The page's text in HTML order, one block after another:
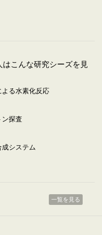
こんな研究シーズを見
る水素化反応
探査
システム
一覧を見る